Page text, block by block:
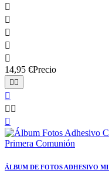





14,95 €Precio
 

 

ÁLBUM DE FOTOS ADHESIVO